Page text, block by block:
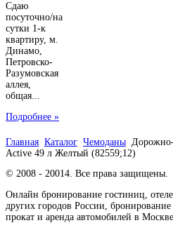
Сдаю
посуточно/на
сутки 1-к
квартиру, м.
Динамо,
Петровско-
Разумовская
аллея,
общая...
Подробнее »
Главная Каталог Чемоданы
Active 49 л Желтый (82559;12)
© 2008 - 20014. Все права защищены.
Онлайн бронирование гостиниц,
других городов России,
прокат и аренда автомобилей в